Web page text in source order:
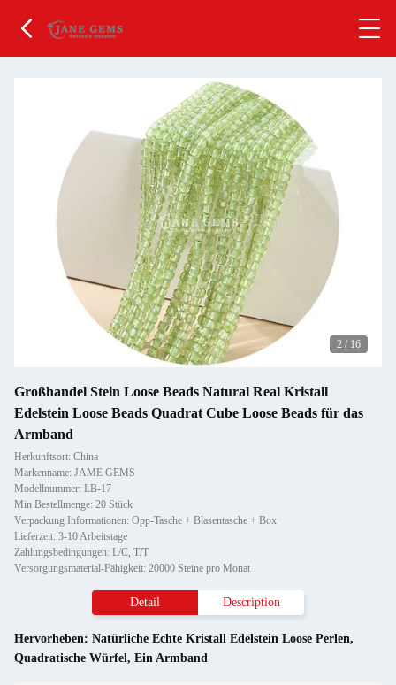
2 / 16
Großhandel Stein Loose Beads Natural Real Kristall
Edelstein Loose Beads Quadrat Cube Loose Beads für das
Armband
Herkunftsort: China
Markenname: JAME GEMS
Modellnummer: LB-17
Min Bestellmenge: 20 Stück
Verpackung Informationen: Opp-Tasche + Blasentasche + Box
Lieferzeit: 3-10 Arbeitstage
Zahlungsbedingungen: L/C, T/T
Versorgungsmaterial-Fähigkeit: 20000 Steine pro Monat
Detail Description
Hervorheben: Natürliche Echte Kristall Edelstein Loose Perlen,
Quadratische Würfel, Ein Armband